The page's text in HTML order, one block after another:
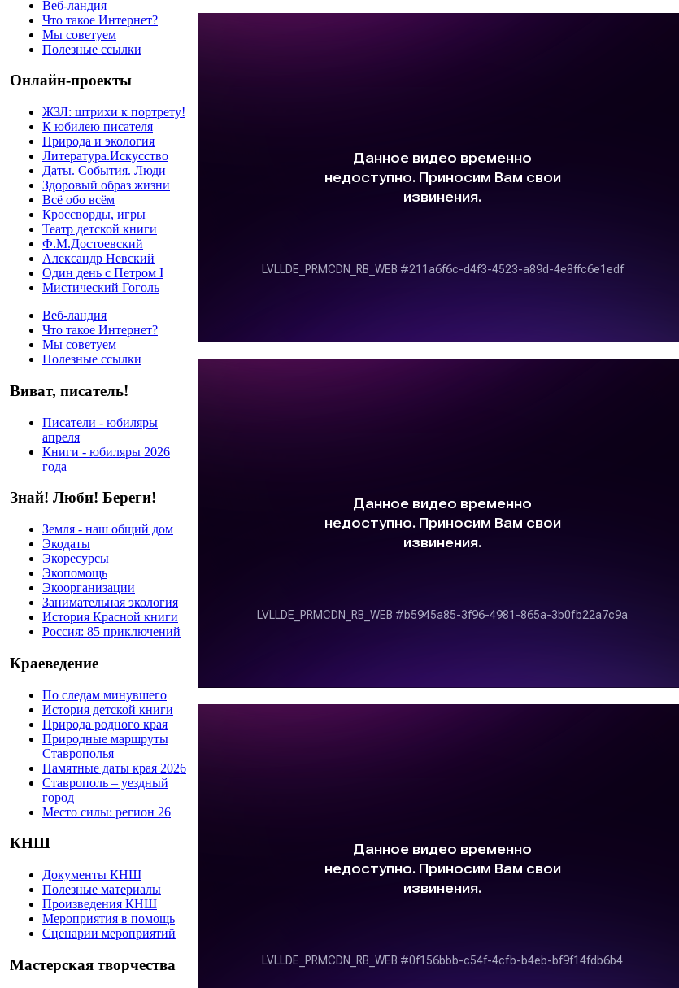
Веб-ландия
Что такое Интернет?
Мы советуем
Полезные ссылки
Онлайн-проекты
ЖЗЛ: штрихи к портрету!
К юбилею писателя
Природа и экология
Литература.Искусство
Даты. События. Люди
Здоровый образ жизни
Всё обо всём
Кроссворды, игры
Театр детской книги
Ф.М.Достоевский
Александр Невский
Один день с Петром I
Мистический Гоголь
Веб-ландия
Что такое Интернет?
Мы советуем
Полезные ссылки
Виват, писатель!
Писатели - юбиляры
апреля
Книги - юбиляры 2026
года
Знай! Люби! Береги!
Земля - наш общий дом
Экодаты
Экоресурсы
Экопомощь
Экоорганизации
Занимательная экология
История Красной книги
Россия: 85 приключений
Краеведение
По следам минувшего
История детской книги
Природа родного края
Природные маршруты
Ставрополья
Памятные даты края 2026
Ставрополь – уездный
город
Место силы: регион 26
КНШ
Документы КНШ
Полезные материалы
Произведения КНШ
Мероприятия в помощь
Сценарии мероприятий
Мастерская творчества